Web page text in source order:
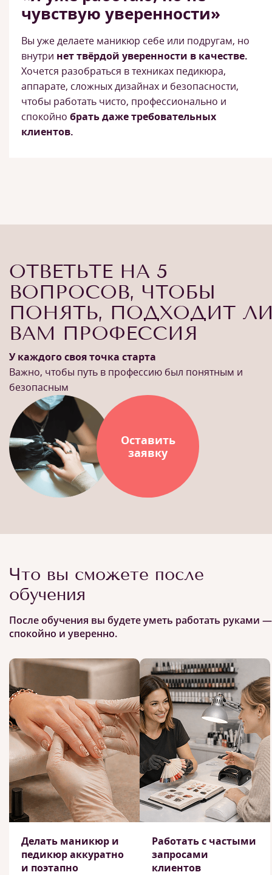
чувствую уверенности»
Вы уже делаете маникюр себе или подругам, но
внутри нет твёрдой уверенности в качестве.
Хочется разобраться в техниках педикюра,
аппарате, сложных дизайнах и безопасности,
чтобы работать чисто, профессионально и
спокойно брать даже требовательных
клиентов.
ОТВЕТЬТЕ НА 5
ВОПРОСОВ, ЧТОБЫ
ПОНЯТЬ, ПОДХОДИТ
ВАМ ПРОФЕССИЯ
У каждого своя точка старта
Важно, чтобы путь в профессию был понятным и
безопасным
Оставить
заявку
Что вы сможете после
обучения
После обучения вы будете уметь работать руками —
спокойно и уверенно.
Делать маникюр и
педикюр аккуратно
и поэтапно
Работать с частыми
запросами
клиентов